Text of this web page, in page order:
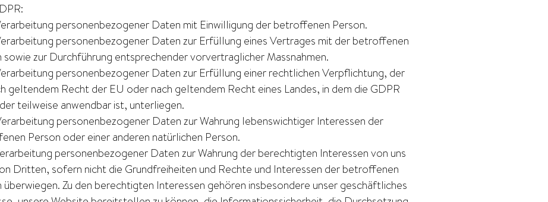
personenbezogener Daten mit Einwilligung der betroffenen Person.
personenbezogener Daten zur Erfüllung eines Vertrages mit der betroffenen
sowie zur Durchführung entsprechender vorvertraglicher Massnahmen.
personenbezogener Daten zur Erfüllung einer rechtlichen Verpflichtung, der
geltendem Recht der EU oder nach geltendem Recht eines Landes, in dem die GDPR
teilweise anwendbar ist, unterliegen.
personenbezogener Daten zur Wahrung lebenswichtiger Interessen der
Person oder einer anderen natürlichen Person.
personenbezogener Daten zur Wahrung der berechtigten Interessen von uns
Dritten, sofern nicht die Grundfreiheiten und Rechte und Interessen der betroffenen
überwiegen. Zu den berechtigten Interessen gehören insbesondere unser geschäftliches